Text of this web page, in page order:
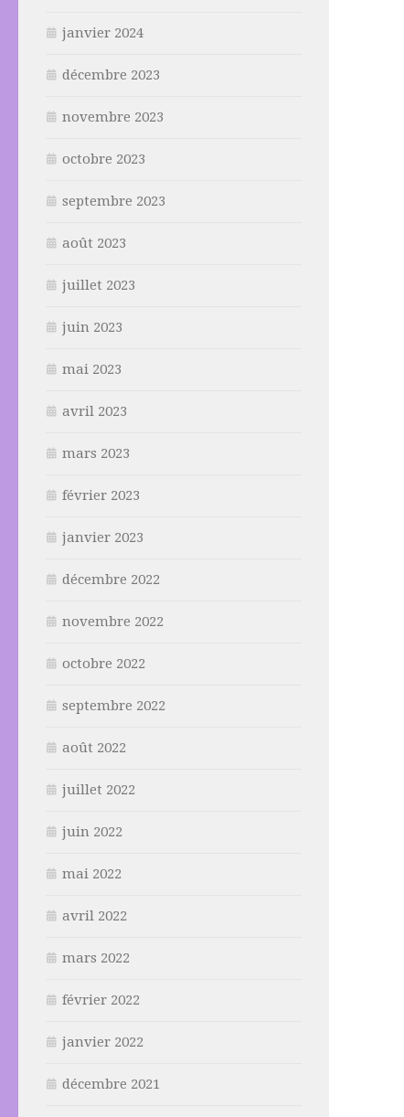
janvier 2024
décembre 2023
novembre 2023
octobre 2023
septembre 2023
août 2023
juillet 2023
juin 2023
mai 2023
avril 2023
mars 2023
février 2023
janvier 2023
décembre 2022
novembre 2022
octobre 2022
septembre 2022
août 2022
juillet 2022
juin 2022
mai 2022
avril 2022
mars 2022
février 2022
janvier 2022
décembre 2021